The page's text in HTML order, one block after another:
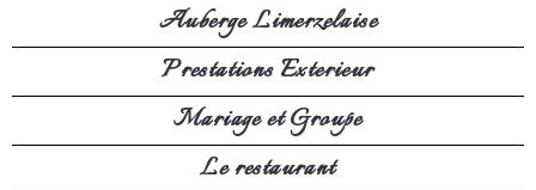
Auberge Limerzelaise
Prestations Exterieur
Mariage et Groupe
Le restaurant